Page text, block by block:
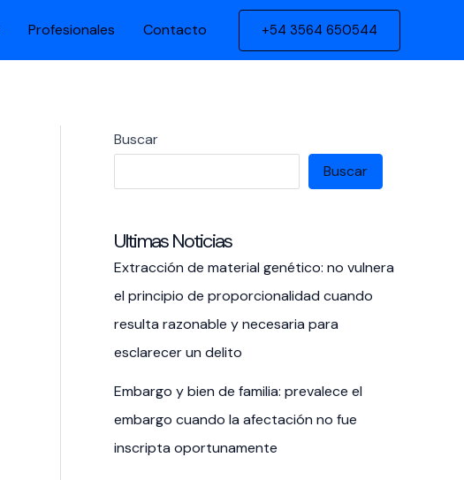
Profesionales Contacto +54 3564 650544
Buscar
Buscar
Ultimas Noticias
Extracción de material genético: no vulnera
el principio de proporcionalidad cuando
resulta razonable y necesaria para
esclarecer un delito
Embargo y bien de familia: prevalece el
embargo cuando la afectación no fue
inscripta oportunamente